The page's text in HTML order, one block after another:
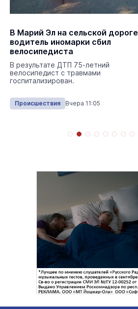
В Марий Эл на сельской дороге
водитель иномарки сбил
велосипедиста
В результате ДТП 75-летний
велосипедист с травмами
госпитализирован.
Происшествия Вчера 11:05